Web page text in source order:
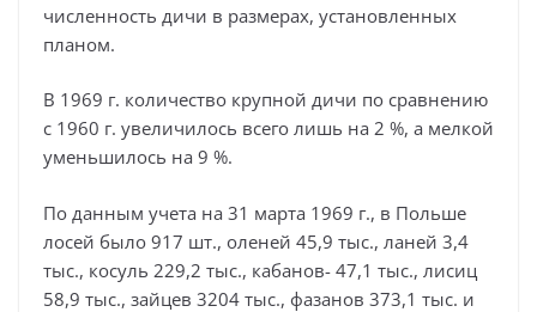
численность дичи в размерах, установленных
планом.
В 1969 г. количество крупной дичи по сравнению
с 1960 г. увеличилось всего лишь на 2 %, а мелкой
уменьшилось на 9 %.
По данным учета на 31 марта 1969 г., в Польше
лосей было 917 шт., оленей 45,9 тыс., ланей 3,4
тыс., косуль 229,2 тыс., кабанов- 47,1 тыс., лисиц
58,9 тыс., зайцев 3204 тыс., фазанов 373,1 тыс. и